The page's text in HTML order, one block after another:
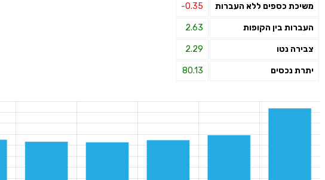
משיכת כספים ללא העברות -0.35
העברות בין הקופות 2.63
צבירה נטו 2.29
יתרת נכסים 80.13